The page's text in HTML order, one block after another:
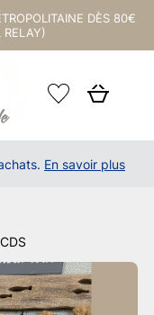
DÈS 80€
RELAY)
En savoir plus